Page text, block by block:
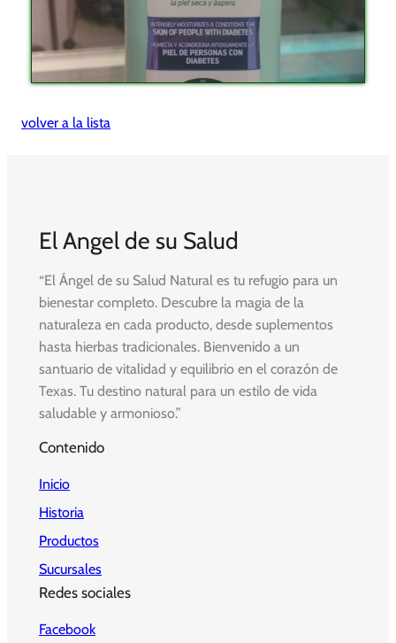
volver a la lista
El Angel de su Salud
“El Ángel de su Salud Natural es tu refugio para un
bienestar completo. Descubre la magia de la
naturaleza en cada producto, desde suplementos
hasta hierbas tradicionales. Bienvenido a un
santuario de vitalidad y equilibrio en el corazón de
Texas. Tu destino natural para un estilo de vida
saludable y armonioso.”
Contenido
Inicio
Historia
Productos
Sucursales
Redes sociales
Facebook